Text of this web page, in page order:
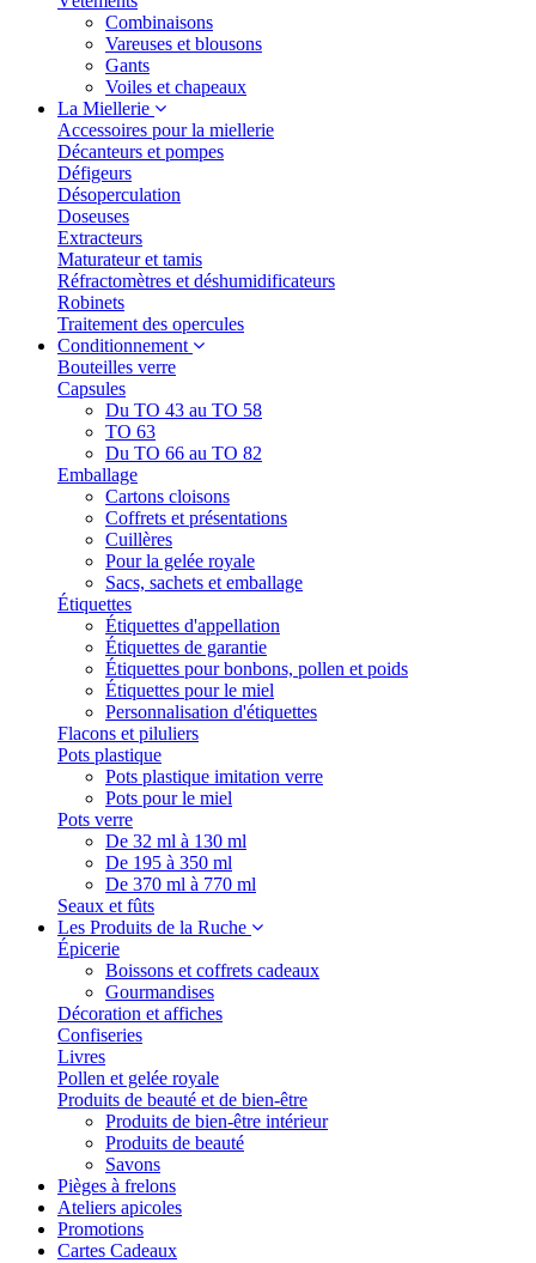
Combinaisons
Vareuses et blousons
Gants
Voiles et chapeaux
La Miellerie
Accessoires pour la miellerie
Décanteurs et pompes
Défigeurs
Désoperculation
Doseuses
Extracteurs
Maturateur et tamis
Réfractomètres et déshumidificateurs
Robinets
Traitement des opercules
Conditionnement
Bouteilles verre
Capsules
Du TO 43 au TO 58
TO 63
Du TO 66 au TO 82
Emballage
Cartons cloisons
Coffrets et présentations
Cuillères
Pour la gelée royale
Sacs, sachets et emballage
Étiquettes
Étiquettes d'appellation
Étiquettes de garantie
Étiquettes pour bonbons, pollen et poids
Étiquettes pour le miel
Personnalisation d'étiquettes
Flacons et piluliers
Pots plastique
Pots plastique imitation verre
Pots pour le miel
Pots verre
De 32 ml à 130 ml
De 195 à 350 ml
De 370 ml à 770 ml
Seaux et fûts
Les Produits de la Ruche
Épicerie
Boissons et coffrets cadeaux
Gourmandises
Décoration et affiches
Confiseries
Livres
Pollen et gelée royale
Produits de beauté et de bien-être
Produits de bien-être intérieur
Produits de beauté
Savons
Pièges à frelons
Ateliers apicoles
Promotions
Cartes Cadeaux